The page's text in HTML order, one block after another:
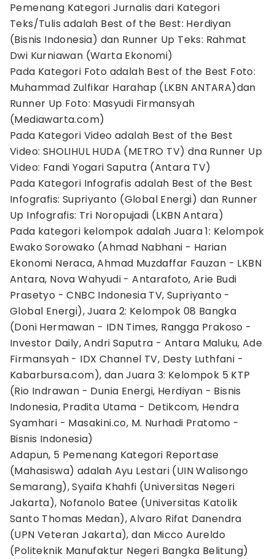
Pemenang Kategori Jurnalis dari Kategori
Teks/Tulis adalah Best of the Best: Herdiyan
(Bisnis Indonesia) dan Runner Up Teks: Rahmat
Dwi Kurniawan (Warta Ekonomi)
Pada Kategori Foto adalah Best of the Best Foto:
Muhammad Zulfikar Harahap (LKBN ANTARA)dan
Runner Up Foto: Masyudi Firmansyah
(Mediawarta.com)
Pada Kategori Video adalah Best of the Best
Video: SHOLIHUL HUDA (METRO TV) dna Runner Up
Video: Fandi Yogari Saputra (Antara TV)
Pada Kategori Infografis adalah Best of the Best
Infografis: Supriyanto (Global Energi) dan Runner
Up Infografis: Tri Noropujadi (LKBN Antara)
Pada kategori kelompok adalah Juara 1: Kelompok
Ewako Sorowako (Ahmad Nabhani - Harian
Ekonomi Neraca, Ahmad Muzdaffar Fauzan - LKBN
Antara, Nova Wahyudi - Antarafoto, Arie Budi
Prasetyo - CNBC Indonesia TV, Supriyanto -
Global Energi), Juara 2: Kelompok 08 Bangka
(Doni Hermawan - IDN Times, Rangga Prakoso -
Investor Daily, Andri Saputra - Antara Maluku, Ade
Firmansyah - IDX Channel TV, Desty Luthfani -
Kabarbursa.com), dan Juara 3: Kelompok 5 KTP
(Rio Indrawan - Dunia Energi, Herdiyan - Bisnis
Indonesia, Pradita Utama - Detikcom, Hendra
Syamhari - Masakini.co, M. Nurhadi Pratomo -
Bisnis Indonesia)
Adapun, 5 Pemenang Kategori Reportase
(Mahasiswa) adalah Ayu Lestari (UIN Walisongo
Semarang), Syaifa Khahfi (Universitas Negeri
Jakarta), Nofanolo Batee (Universitas Katolik
Santo Thomas Medan), Alvaro Rifat Danendra
(UPN Veteran Jakarta), dan Micco Aureldo
(Politeknik Manufaktur Negeri Bangka Belitung)